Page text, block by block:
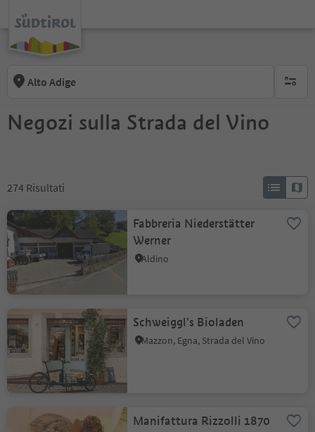
Alto Adige
Negozi sulla Strada del Vino
274 Risultati
Fabbreria Niederstätter
Werner
Aldino
Schweiggl's Bioladen
Mazzon, Egna, Strada del Vino
Manifattura Rizzolli 1870